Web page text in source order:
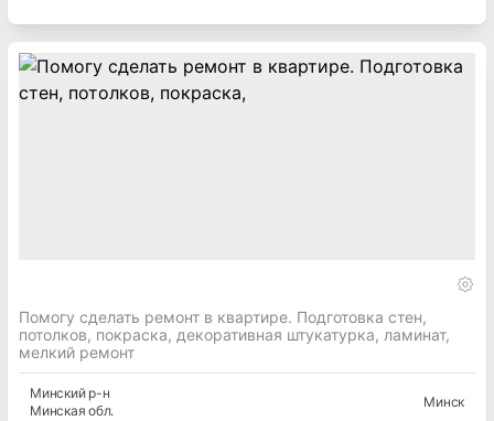
Помогу сделать ремонт в квартире. Подготовка стен,
потолков, покраска, декоративная штукатурка, ламинат,
мелкий ремонт
Минскийр-н
Минская обл.
Минск